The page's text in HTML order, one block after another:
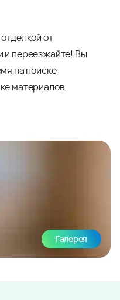
от
и переезжайте! Вы
на поиске
материалов.
Галерея